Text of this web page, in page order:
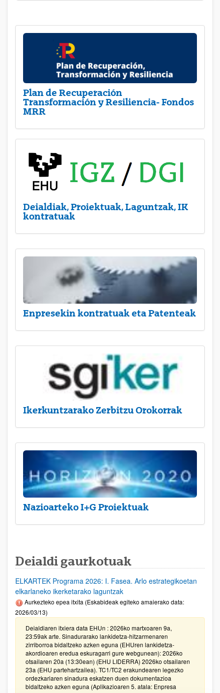
Plan de Recuperación
Transformación y Resiliencia- Fondos
MRR
Deialdiak, Proiektuak, Laguntzak, IK
kontratuak
Enpresekin kontratuak eta Patenteak
Ikerkuntzarako Zerbitzu Orokorrak
Nazioarteko I+G Proiektuak
Deialdi gaurkotuak
ELKARTEK Programa 2026: I. Fasea. Arlo estrategikoetan
elkarlaneko ikerketarako laguntzak
Aurkezteko epea itxita (Eskabideak egiteko amaierako data:
2026/03/13)
Deialdiaren itxiera data EHUn : 2026ko martxoaren 9a,
23:59ak arte. Sinadurarako lankidetza-hitzarmenaren
zirriborroa bidaltzeko azken eguna (EHUren lankidetza-
akordioaren eredua eskuragarri gure webgunean): 2026ko
otsailaren 20a (13:30ean) (EHU LIDERRA) 2026ko otsailaren
23a (EHU partehartzailea). TC1/TC2 erakundearen legezko
ordezkariaren sinadura eskatzen duen dokumentazioa
bidaltzeko azken eguna (Aplikazioaren 5. atala: Enpresa